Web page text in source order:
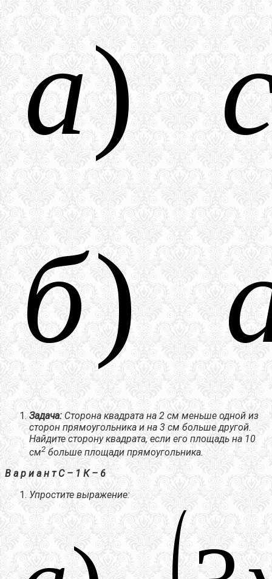
Задача: Сторона квадрата на 2 см меньше одной из
сторон прямоугольника и на 3 см больше другой.
Найдите сторону квадрата, если его площадь на 10
см2 больше площади прямоугольника.
В а р и а н т С – 1 К – 6
Упростите выражение: